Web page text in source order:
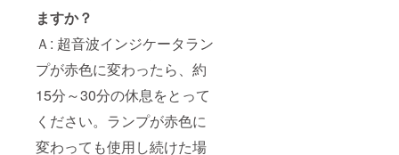
ますか？
Ａ: 超音波インジケータラン
プが赤色に変わったら、約
15分～30分の休息をとって
ください。ランプが赤色に
変わっても使用し続けた場